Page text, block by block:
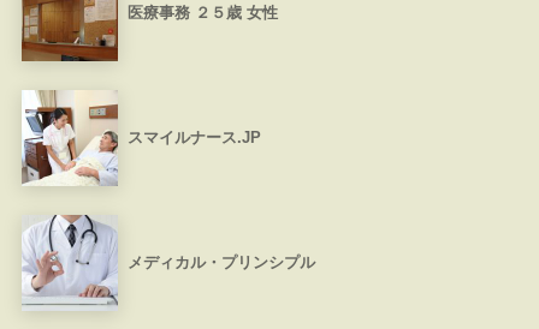
医療事務 ２５歳 女性
スマイルナース.JP
メディカル・プリンシプル